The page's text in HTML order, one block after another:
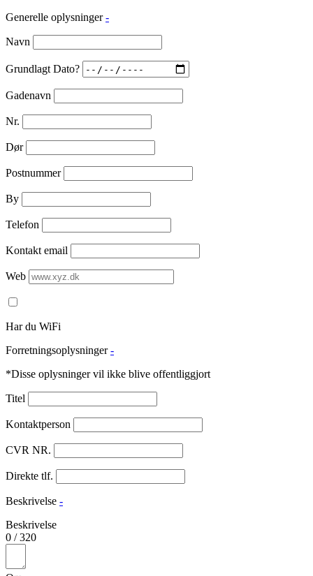
Generelle oplysninger -
Navn
Grundlagt Dato?
Gadenavn
Nr.
Dør
Postnummer
By
Telefon
Kontakt email
Web
Har du WiFi
Forretningsoplysninger -
*Disse oplysninger vil ikke blive offentliggjort
Titel
Kontaktperson
CVR NR.
Direkte tlf.
Beskrivelse -
Beskrivelse
0 /320